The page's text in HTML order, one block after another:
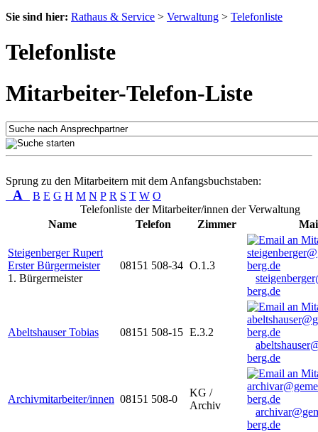
Sie sind hier: Rathaus & Service > Verwaltung > Telefonliste
Telefonliste
Mitarbeiter-Telefon-Liste
Sprung zu den Mitarbeitern mit dem Anfangsbuchstaben:
A B E G H M N P R S T W O
Telefonliste der Mitarbeiter/innen der Verwaltung
Name
Telefon Zimmer
Steigenberger Rupert
Erster Bürgermeister
1. Bürgermeister
08151 508-34 O.1.3
berg.de
Abeltshauser Tobias 08151 508-15 E.3.2
berg.de
Archivmitarbeiter/innen 08151 508-0
KG /
Archiv
berg.de